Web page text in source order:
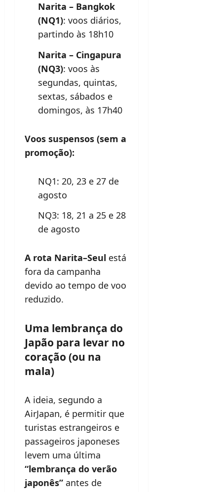
Narita – Bangkok
(NQ1): voos diários,
partindo às 18h10
Narita – Cingapura
(NQ3): voos às
segundas, quintas,
sextas, sábados e
domingos, às 17h40
Voos suspensos (sem a
promoção):
NQ1: 20, 23 e 27 de
agosto
NQ3: 18, 21 a 25 e 28
de agosto
A rota Narita–Seul está
fora da campanha
devido ao tempo de voo
reduzido.
Uma lembrança do
Japão para levar no
coração (ou na
mala)
A ideia, segundo a
AirJapan, é permitir que
turistas estrangeiros e
passageiros japoneses
levem uma última
“lembrança do verão
japonês” antes de